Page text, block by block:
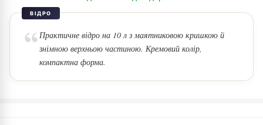
ВІДРО
Практичне відро на 10 л з маятниковою кришкою й
знімною верхньою частиною. Кремовий колір,
компактна форма.